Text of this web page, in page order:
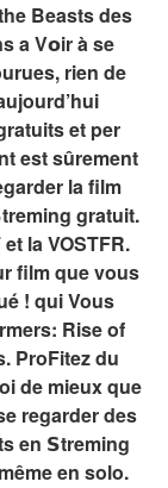
Beasts des
a V𝗼ir à se
rien de
et per
est sûrement
la film
gratuit.
la VOSTFR.
film que vous
! qui Vous
Rise of
ProFitez du
de mieux que
regarder des
en 𝗦treming
en solo.